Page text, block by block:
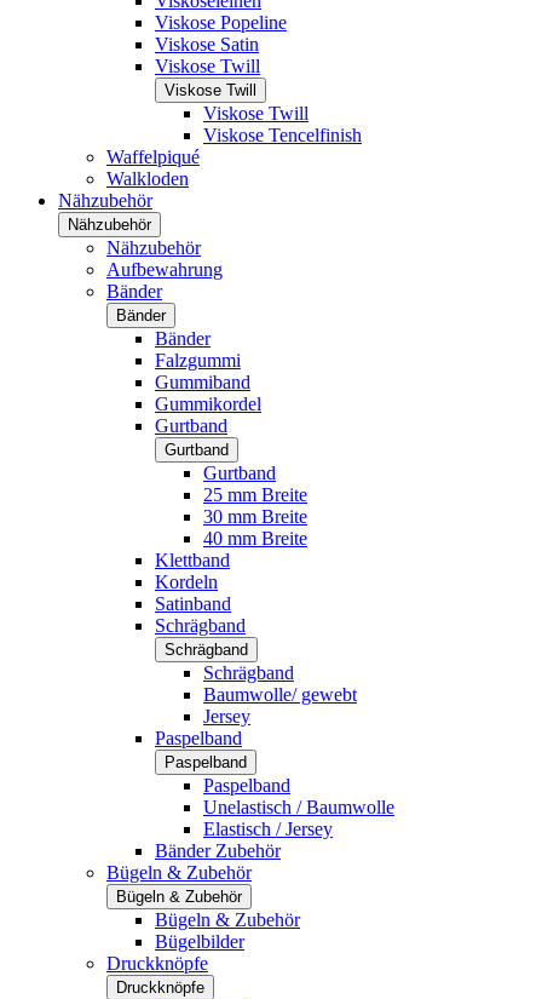
Viskose Popeline
Viskose Satin
Viskose Twill
Viskose Twill
Viskose Twill
Viskose Tencelfinish
Waffelpiqué
Walkloden
Nähzubehör
Nähzubehör
Nähzubehör
Aufbewahrung
Bänder
Bänder
Bänder
Falzgummi
Gummiband
Gummikordel
Gurtband
Gurtband
Gurtband
25 mm Breite
30 mm Breite
40 mm Breite
Klettband
Kordeln
Satinband
Schrägband
Schrägband
Schrägband
Baumwolle/ gewebt
Jersey
Paspelband
Paspelband
Paspelband
Unelastisch / Baumwolle
Elastisch / Jersey
Bänder Zubehör
Bügeln & Zubehör
Bügeln & Zubehör
Bügeln & Zubehör
Bügelbilder
Druckknöpfe
Druckknöpfe